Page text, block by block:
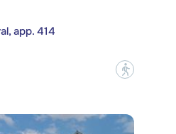
app. 414
?